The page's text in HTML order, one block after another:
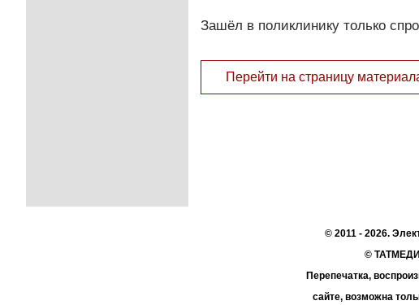
Зашёл в поликлинику только
Перейти на страницу
© 2011 - 2026.
©
Перепечатка,
сайте, возможна